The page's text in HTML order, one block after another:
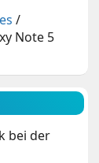
/
Note 5
bei der